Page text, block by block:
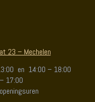
23 – Mechelen
en 14:00 – 18:00
17:00